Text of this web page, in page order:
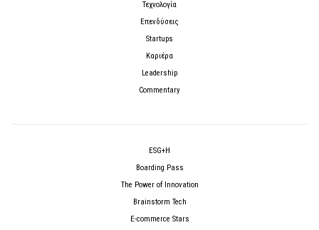
Τεχνολογία
Επενδύσεις
Startups
Καριέρα
Leadership
Commentary
ESG+H
Boarding Pass
The Power of Innovation
Brainstorm Tech
E-commerce Stars